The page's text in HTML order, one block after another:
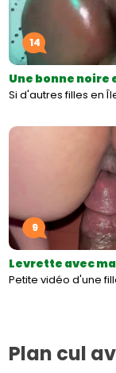
14
Une bonne noire
Si d'autres filles en
9
Levrette avec
Petite vidéo d'une
Plan cul